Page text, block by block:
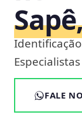
FALE